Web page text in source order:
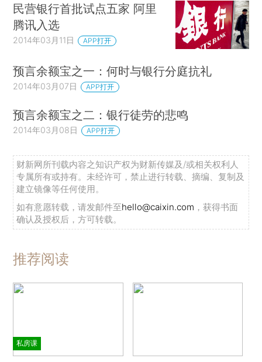
民营银行首批试点五家 阿里
腾讯入选
2014年03月11日 APP打开
预言余额宝之一：何时与银行分庭抗礼
2014年03月07日 APP打开
预言余额宝之二：银行徒劳的悲鸣
2014年03月08日 APP打开
财新网所刊载内容之知识产权为财新传媒及/或相关权利人
专属所有或持有。未经许可，禁止进行转载、摘编、复制及
建立镜像等任何使用。
如有意愿转载，请发邮件至hello@caixin.com ，获得书面
确认及授权后，方可转载。
推荐阅读
私房课